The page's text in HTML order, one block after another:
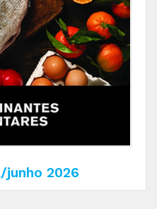
junho 2026